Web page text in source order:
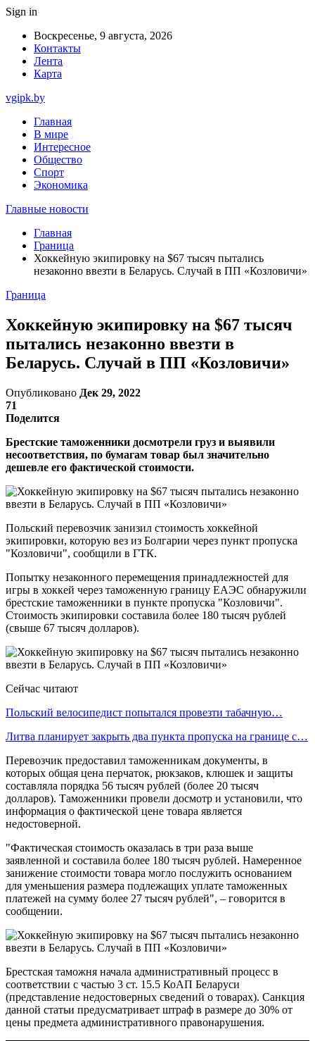
Sign in
Воскресенье, 9 августа, 2026
Контакты
Лента
Карта
vgipk.by
Главная
В мире
Интересное
Общество
Спорт
Экономика
Главные новости
Главная
Граница
Хоккейную экипировку на $67 тысяч пытались
незаконно ввезти в Беларусь. Случай в ПП «Козловичи»
Граница
Хоккейную экипировку на $67 тысяч
пытались незаконно ввезти в
Беларусь. Случай в ПП «Козловичи»
Опубликовано Дек 29, 2022
71
Поделится
Брестские таможенники досмотрели груз и выявили
несоответствия, по бумагам товар был значительно
дешевле его фактической стоимости.
Польский перевозчик занизил стоимость хоккейной
экипировки, которую вез из Болгарии через пункт пропуска
"Козловичи", сообщили в ГТК.
Попытку незаконного перемещения принадлежностей для
игры в хоккей через таможенную границу ЕАЭС обнаружили
брестские таможенники в пункте пропуска "Козловичи".
Стоимость экипировки составила более 180 тысяч рублей
(свыше 67 тысяч долларов).
Сейчас читают
Польский велосипедист попытался провезти табачную…
Литва планирует закрыть два пункта пропуска на границе с…
Перевозчик предоставил таможенникам документы, в
которых общая цена перчаток, рюкзаков, клюшек и защиты
составляла порядка 56 тысяч рублей (более 20 тысяч
долларов). Таможенники провели досмотр и установили, что
информация о фактической цене товара является
недостоверной.
"Фактическая стоимость оказалась в три раза выше
заявленной и составила более 180 тысяч рублей. Намеренное
занижение стоимости товара могло послужить основанием
для уменьшения размера подлежащих уплате таможенных
платежей на сумму более 27 тысяч рублей", – говорится в
сообщении.
Брестская таможня начала административный процесс в
соответствии с частью 3 ст. 15.5 КоАП Беларуси
(представление недостоверных сведений о товарах). Санкция
данной статьи предусматривает штраф в размере до 30% от
цены предмета административного правонарушения.